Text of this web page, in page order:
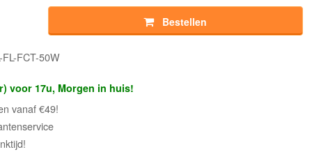
Bestellen
FCT-50W
voor 17u, Morgen in huis!
vanaf €49!